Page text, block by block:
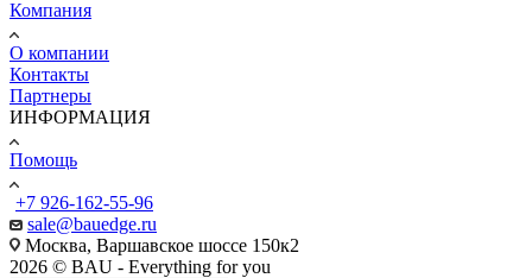
Компания
О компании
Контакты
Партнеры
ИНФОРМАЦИЯ
Помощь
+7 926-162-55-96
sale@bauedge.ru
Москва, Варшавское шоссе 150к2
2026 © BAU - Everything for you